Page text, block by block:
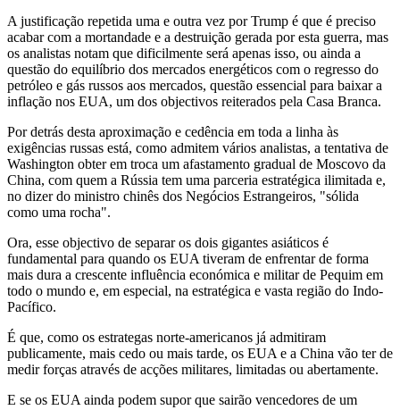
A justificação repetida uma e outra vez por Trump é que é preciso
acabar com a mortandade e a destruição gerada por esta guerra, mas
os analistas notam que dificilmente será apenas isso, ou ainda a
questão do equilíbrio dos mercados energéticos com o regresso do
petróleo e gás russos aos mercados, questão essencial para baixar a
inflação nos EUA, um dos objectivos reiterados pela Casa Branca.
Por detrás desta aproximação e cedência em toda a linha às
exigências russas está, como admitem vários analistas, a tentativa de
Washington obter em troca um afastamento gradual de Moscovo da
China, com quem a Rússia tem uma parceria estratégica ilimitada e,
no dizer do ministro chinês dos Negócios Estrangeiros, "sólida
como uma rocha".
Ora, esse objectivo de separar os dois gigantes asiáticos é
fundamental para quando os EUA tiveram de enfrentar de forma
mais dura a crescente influência económica e militar de Pequim em
todo o mundo e, em especial, na estratégica e vasta região do Indo-
Pacífico.
É que, como os estrategas norte-americanos já admitiram
publicamente, mais cedo ou mais tarde, os EUA e a China vão ter de
medir forças através de acções militares, limitadas ou abertamente.
E se os EUA ainda podem supor que sairão vencedores de um